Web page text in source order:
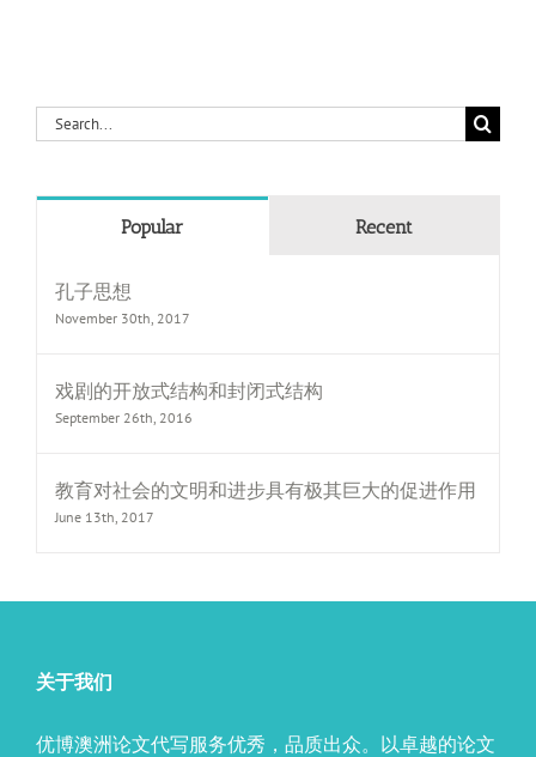
Search
for:
Popular Recent
孔子思想
November 30th, 2017
戏剧的开放式结构和封闭式结构
September 26th, 2016
教育对社会的文明和进步具有极其巨大的促进作用
June 13th, 2017
关于我们
优博澳洲论文代写服务优秀，品质出众。以卓越的论文